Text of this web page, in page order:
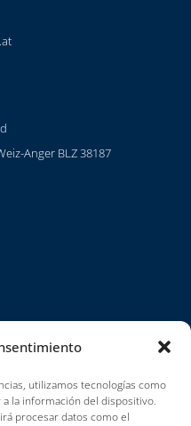
utilizamos tecnologías como
la información del dispositivo.
procesar datos como el
Anger BLZ 38187